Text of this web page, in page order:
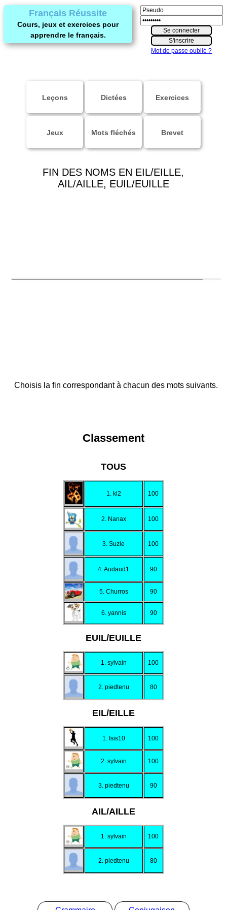
Français Réussite
Cours, jeux et exercices pour
apprendre le français.
Mot de passe oublié ?
Leçons Dictées Exercices
Jeux Mots fléchés Brevet
FIN DES NOMS EN EIL/EILLE,
AIL/AILLE, EUIL/EUILLE
Choisis la fin correspondant à chacun des mots suivants.
Classement
TOUS
1. kl2 100
2. Nanax 100
3. Suzie 100
4. Audaud1 90
5. Churros 90
6. yannis 90
EUIL/EUILLE
1. sylvain 100
2. piedtenu 80
EIL/EILLE
1. Isis10 100
2. sylvain 100
3. piedtenu 90
AIL/AILLE
1. sylvain 100
2. piedtenu 80